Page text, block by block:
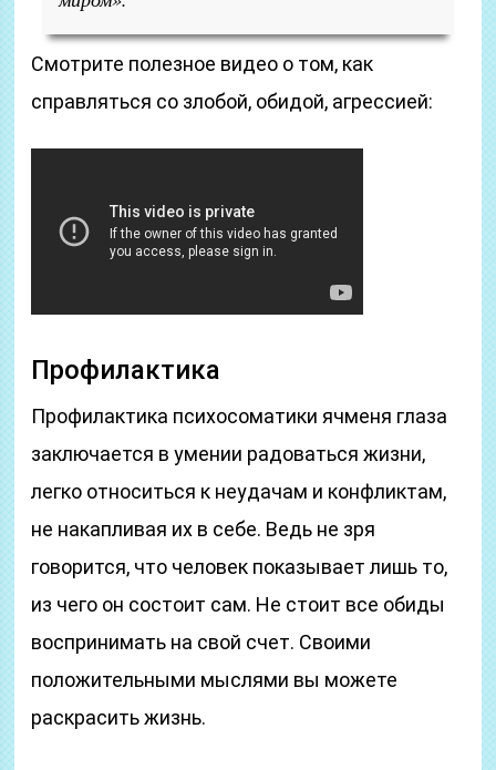
Смотрите полезное видео о том, как
справляться со злобой, обидой, агрессией:
Профилактика
Профилактика психосоматики ячменя глаза
заключается в умении радоваться жизни,
легко относиться к неудачам и конфликтам,
не накапливая их в себе. Ведь не зря
говорится, что человек показывает лишь то,
из чего он состоит сам. Не стоит все обиды
воспринимать на свой счет. Своими
положительными мыслями вы можете
раскрасить жизнь.